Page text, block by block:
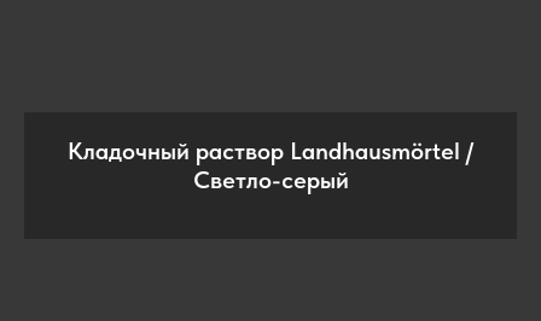
Кладочный раствор Landhausmörtel /
Светло-серый